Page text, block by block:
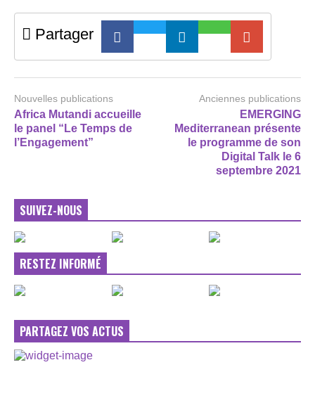
Partager
Nouvelles publications
Africa Mutandi accueille
le panel “Le Temps de
l’Engagement”
Anciennes publications
EMERGING
Mediterranean présente
le programme de son
Digital Talk le 6
septembre 2021
SUIVEZ-NOUS
RESTEZ INFORMÉ
PARTAGEZ VOS ACTUS